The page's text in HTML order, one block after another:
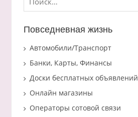
Повседневная жизнь
Автомобили/Транспорт
Банки, Карты, Финансы
Доски бесплатных объявлений
Онлайн магазины
Операторы сотовой связи